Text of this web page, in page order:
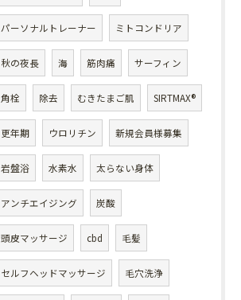
パーソナルトレーナー ミトコンドリア
秋の夜長 海 筋肉痛 サーフィン
角栓 除去 むきたまご肌 SIRTMAX®
更年期 ウロリチン 新規会員様募集
岩盤浴 水素水 太らない身体
アンチエイジング 炭酸
頭皮マッサージ cbd 毛髪
セルフヘッドマッサージ 毛穴洗浄